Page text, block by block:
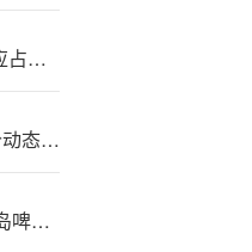
医渡科,技(02158)中期拥有人应占亏损同比收窄66.39% 不派中期股息
煤矿防火用阻<化>剂商,品报价动态（2025-09-14）
股权{交}割先决条件未满足 青岛啤酒终止收购即墨黄酒100%股权